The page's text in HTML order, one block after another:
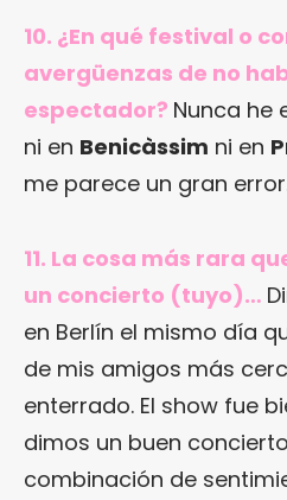
10. ¿En qué festival o
avergüenzas de no
espectador? Nunca he
ni en Benicàssim ni en
me parece un gran
11. La cosa más rara
un concierto (tuyo)…
en Berlín el mismo día
de mis amigos más
enterrado. El show fue
dimos un buen
combinación de